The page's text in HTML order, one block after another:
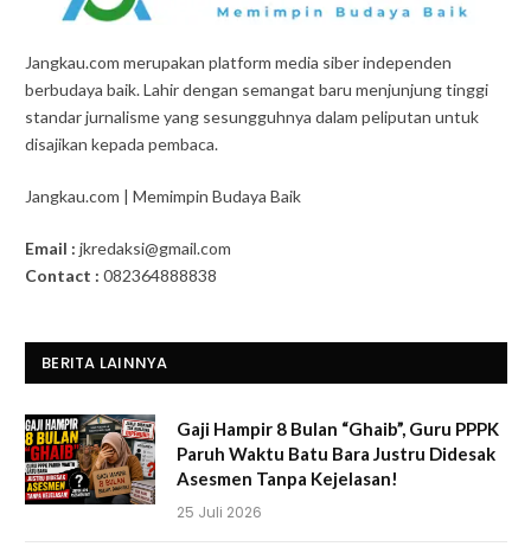
Jangkau.com merupakan platform media siber independen
berbudaya baik. Lahir dengan semangat baru menjunjung tinggi
standar jurnalisme yang sesungguhnya dalam peliputan untuk
disajikan kepada pembaca.
Jangkau.com | Memimpin Budaya Baik
Email : jkredaksi@gmail.com
Contact : 082364888838
BERITA LAINNYA
Gaji Hampir 8 Bulan “Ghaib”, Guru PPPK
Paruh Waktu Batu Bara Justru Didesak
Asesmen Tanpa Kejelasan!
25 Juli 2026